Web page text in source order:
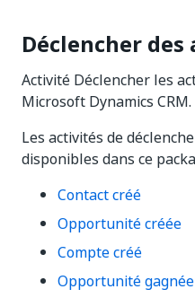
Déclencher
Activité Déclencher les
Microsoft Dynamics CRM.
Les activités de
disponibles dans ce
Contact créé
Opportunité créée
Compte créé
Opportunité